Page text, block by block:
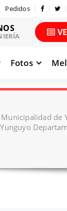
Pedidos
Fotos
de